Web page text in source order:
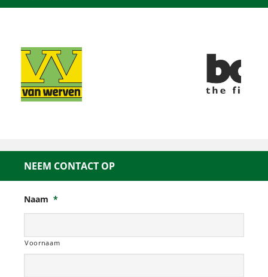
NEEM CONTACT OP
Naam *
Voornaam